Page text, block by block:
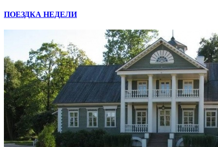
ПОЕЗДКА НЕДЕЛИ